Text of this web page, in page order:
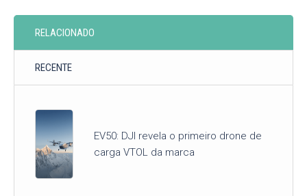
RELACIONADO
RECENTE
EV50: DJI revela o primeiro drone de
carga VTOL da marca